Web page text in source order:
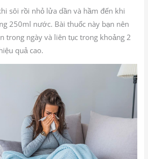
sôi rồi nhỏ lửa dần và hầm đến khi
250ml nước. Bài thuốc này bạn nên
trong ngày và liên tục trong khoảng 2
quả cao.